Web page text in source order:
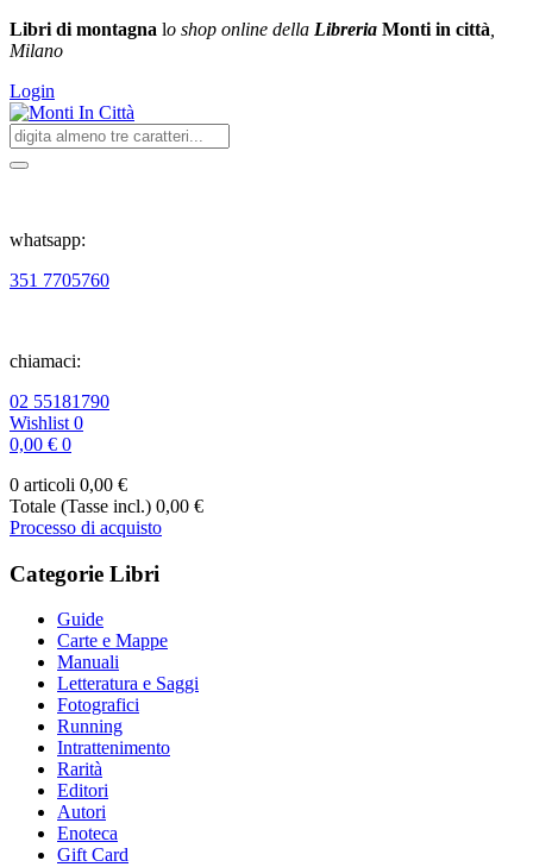
Libri di montagna lo shop online della Libreria Monti in città
Milano
Login
whatsapp:
351 7705760
chiamaci:
02 55181790
Wishlist 0
0,00 € 0
0 articoli 0,00 €
Totale (Tasse incl.) 0,00 €
Processo di acquisto
Categorie Libri
Guide
Carte e Mappe
Manuali
Letteratura e Saggi
Fotografici
Running
Intrattenimento
Rarità
Editori
Autori
Enoteca
Gift Card